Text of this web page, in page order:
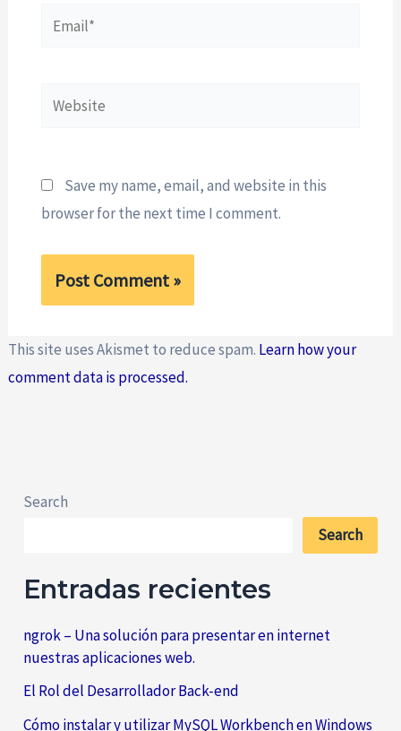
Email*
Website
Save my name, email, and website in this
browser for the next time I comment.
This site uses Akismet to reduce spam. Learn how your
comment data is processed.
Search
Search
Entradas recientes
ngrok – Una solución para presentar en internet
nuestras aplicaciones web.
El Rol del Desarrollador Back-end
Cómo instalar y utilizar MySQL Workbench en Windows